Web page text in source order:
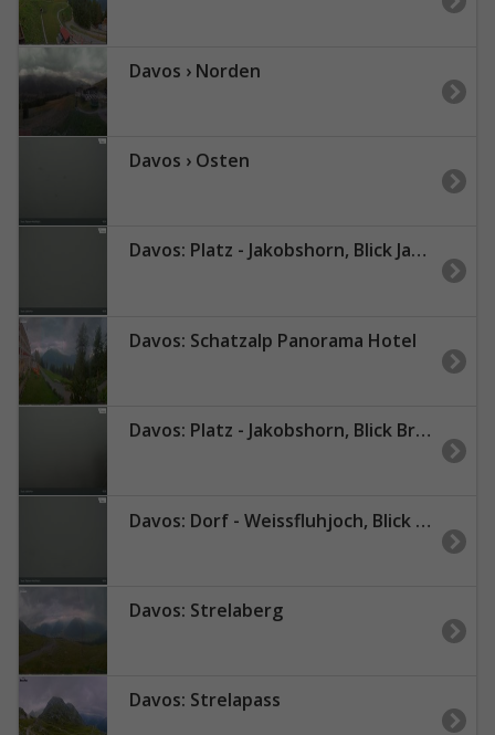
Davos › Norden
Davos › Osten
Davos: Platz - Jakobshorn, Blick Jatzhorn
Davos: Schatzalp Panorama Hotel
Davos: Platz - Jakobshorn, Blick Brämabüel
Davos: Dorf - Weissfluhjoch, Blick Gotschna
Davos: Strelaberg
Davos: Strelapass